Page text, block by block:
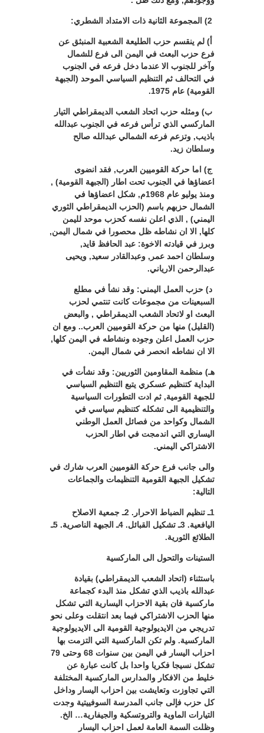
2) المجموعة الثانية ذات الامتداد الشطري:
أ) لم ينقسم حزب الطليعة الشعبية المنبثق عن
فرع حزب البعث في اليمن الى فرع للشمال
وآخر للجنوب الا عندما دخل فرعه في الجنوب
في التحالف ثم التنظيم السياسي الموحد (الجبهة
القومية) عام 1975.
ب) ومثله حزب اتحاد الشعب الديمقراطي التيار
الماركسي الذي ترأس فرعه في الجنوب عبدالله
باذيب, وتزعم فرعه الشمالي عبدالله صالح
وسلطان زيد.
ج) اما حركة القوميين العرب, فقد انضوى
اعضاؤها في الجنوب تحت اطار (الجبهة القومية) ,
ومنذ يوليو عام 1968م, شكل اعضاؤها في
الشمال حزبهم باسم (الحزب الديمقراطي الثوري
اليمني) , الذي اعلن نفسه كحزب موحد لليمن
كلها, الا ان نشاطه ظل محصورا في شمال اليمن,
وبرز في قيادته الاخوة: عبد الحافظ قايد,
وسلطان احمد عمر, وعبدالقادر سعيد, ويحيى
عبدالرحمن الارياني.
د) حزب العمل اليمني: وقد نشأ في مطلع
السبعينات من مجموعات كانت تنتمي لحزب
البعث او لاتحاد الشعب الديمقراطي , والبعض
(القليل) منها من حركة القوميين العرب.. ومع ان
حزب العمل اعلن وجوده ونشاطه في اليمن كلها,
الا ان نشاطه انحصر في شمال اليمن.
هـ) منظمة المقاومين الثوريين: وقد نشأت في
البداية كتنظيم عسكري يتبع التنظيم السياسي
للجبهة القومية, ثم ادت التطورات السياسية
والتنظيمية الى تشكله كتنظيم سياسي في
الشمال وكواحد من فصائل العمل الوطني
اليساري التي اندمجت في اطار الحزب
الاشتراكي اليمني.
والى جانب فرع حركة القوميين العرب شارك في
تشكيل الجبهة القومية التنظيمات والجماعات
التالية:
1ـ تنظيم الضباط الاحرار. 2ـ جمعية الاصلاح
اليافعية. 3ـ تشكيل القبائل. 4ـ الجبهة الناصرية. 5ـ
الطلائع الثورية.
الستينات والتحول الى الماركسية
باستثناء (اتحاد الشعب الديمقراطي) بقيادة
عبدالله باذيب الذي تشكل منذ البدء كجماعة
ماركسية فان بقية الاحزاب اليسارية التي تشكل
منها الحزب الاشتراكي فيما بعد انتقلت وعلى نحو
تدريجي من الايديولوجية القومية الى الايديولوجية
الماركسية. ولم تكن الماركسية التي التزمت بها
احزاب اليسار في اليمن بين سنوات 68 وحتى 79
تشكل نسيجا فكريا واحدا بل كانت عبارة عن
خليط من الافكار والمدارس الماركسية المختلفة
التي تجاوزت وتعايشت بين احزاب اليسار وداخل
كل حزب فإلى جانب المدرسة السوفييتية وجدت
التيارات الماوية والتروتسكية والجيفارية… الخ.
وظلت السمة العامة لعمل احزاب اليسار